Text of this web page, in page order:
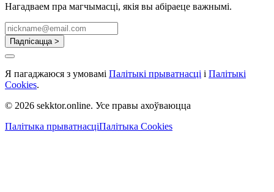
Нагадваем пра магчымасці, якія вы абіраеце важнымі.
Падпісацца >
Я пагаджаюся з умовамі Палітыкі прыватнасці і Палітыкі
Cookies.
© 2026 sekktor.online. Усе правы ахоўваюцца
Палітыка прыватнасціПалітыка Cookies